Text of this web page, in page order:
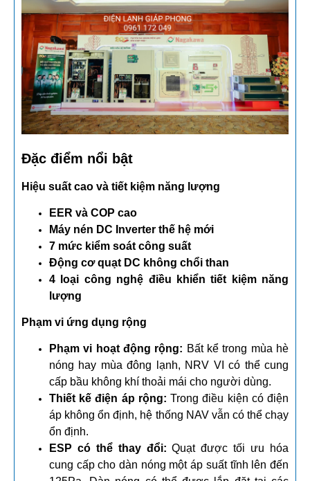
Đặc điểm nổi bật
H iệu suất cao và tiết kiệm năng lượng
EER và COP cao
Máy nén DC Inverter thế hệ mới
7 mức kiểm soát công suất
Động cơ quạt DC không chổi than
4 loại công nghệ điều khiển tiết kiệm năng
lượng
Phạm vi ứng dụng rộng
Phạm vi hoạt động rộng: Bất kể trong mùa hè
nóng hay mùa đông lạnh, NRV VI có thể cung
cấp bầu không khí thoải mái cho người dùng.
Thiết kế điện áp rộng: Trong điều kiện có điện
áp không ổn định, hệ thống NAV vẫn có thể chạy
ổn định.
ESP có thể thay đổi: Quạt được tối ưu hóa
cung cấp cho dàn nóng một áp suất tĩnh lên đến